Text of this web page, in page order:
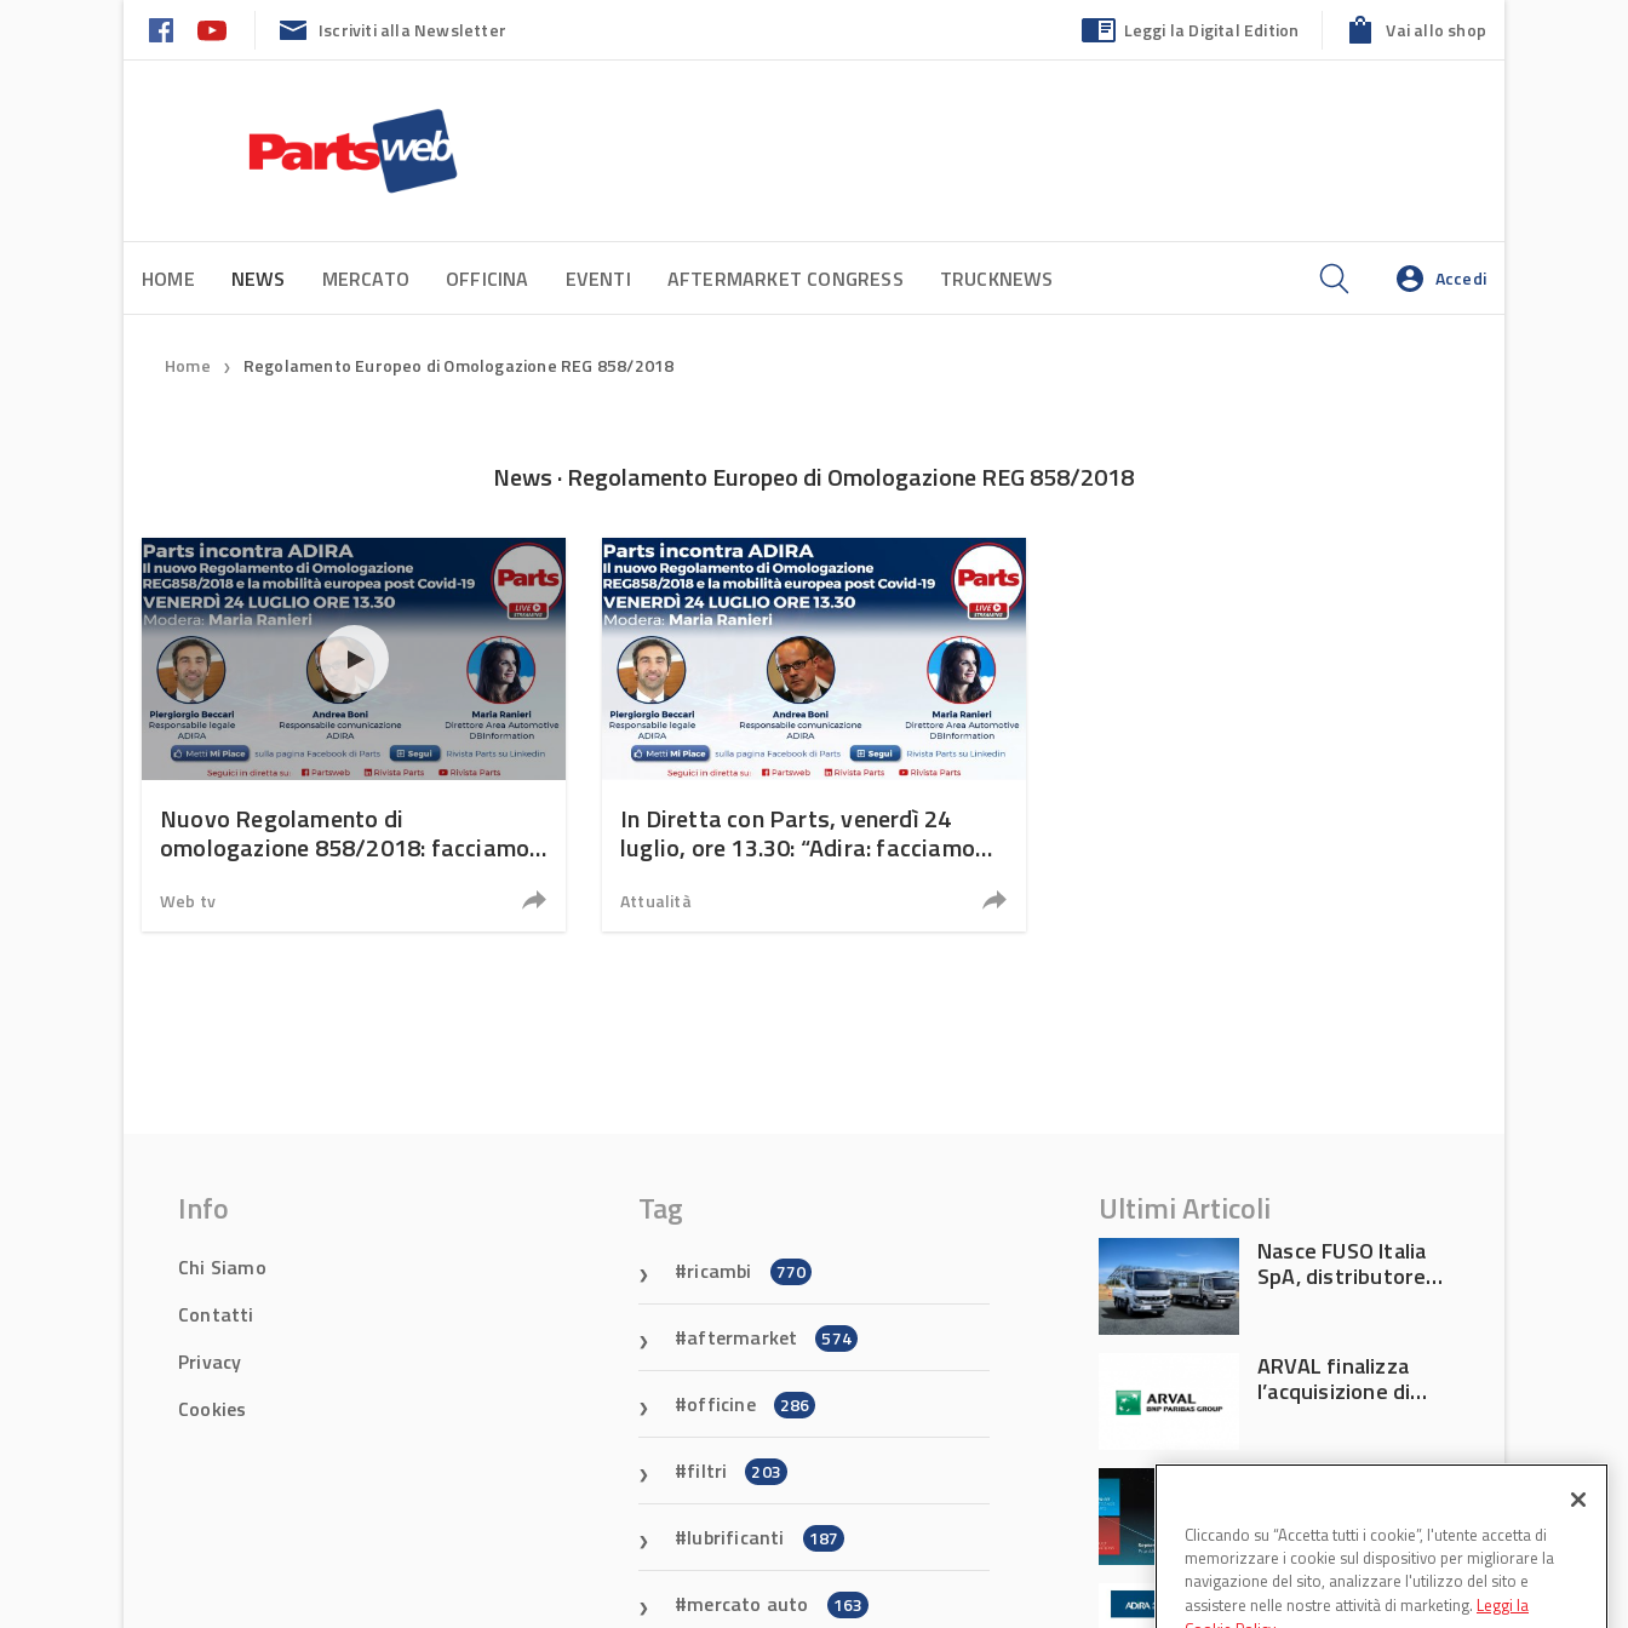
Iscriviti alla Newsletter Leggi la Digital Edition Vai allo shop
HOME NEWS MERCATO OFFICINA EVENTI AFTERMARKET CONGRESS TRUCKNEWS Accedi
Home ❯ Regolamento Europeo di Omologazione REG 858/2018
News · Regolamento Europeo di Omologazione REG 858/2018
Nuovo Regolamento di
omologazione 858/2018: facciamo
Web tv
In Diretta con Parts, venerdì 24
luglio, ore 13.30: “Adira: facciamo
omologazione REG 858/2018”
Attualità
Info
Chi Siamo
Contatti
Privacy
Cookies
Tag
ricambi 770
aftermarket 574
officine 286
filtri 203
lubrificanti 187
mercato auto 163
Ultimi Articoli
Nasce FUSO Italia
SpA, distributore
ARVAL finalizza
l’acquisizione di
Francoforte 2026
WDB Automotive
(Axitecnica) e Di.Pa.
Cliccando su “Accetta tutti i cookie”, l'utente accetta di
memorizzare i cookie sul dispositivo per migliorare la
navigazione del sito, analizzare l'utilizzo del sito e
assistere nelle nostre attività di marketing. Leggi la